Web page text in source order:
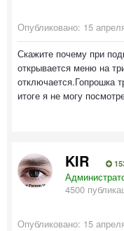
Опубликовано: 15
Скажите почему при
открывается меню на
отключается.Гопрошка
итоге я не могу
KIR
4500
Опубликовано: 15